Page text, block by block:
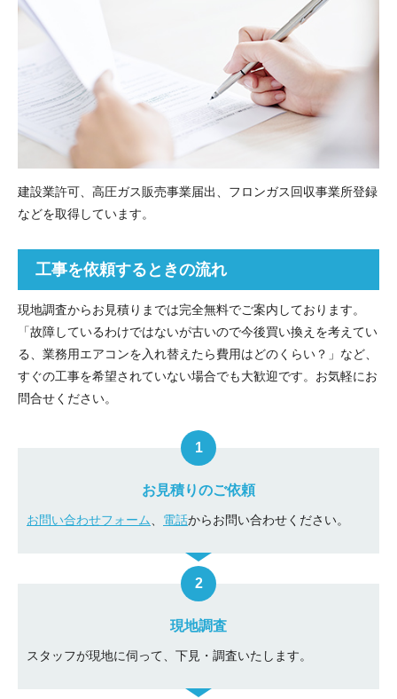
建設業許可、高圧ガス販売事業届出、フロンガス回収事業所登録
などを取得しています。
工事を依頼するときの流れ
現地調査からお見積りまでは完全無料でご案内しております。
「故障しているわけではないが古いので今後買い換えを考えてい
る、業務用エアコンを入れ替えたら費用はどのくらい？」など、
すぐの工事を希望されていない場合でも大歓迎です。お気軽にお
問合せください。
お見積りのご依頼
お問い合わせフォーム 電話からお問い合わせください。
現地調査
スタッフが現地に伺って、下見・調査いたします。